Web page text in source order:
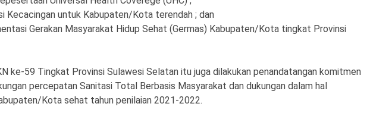
Kecacingan untuk Kabupaten/Kota terendah ; dan
Gerakan Masyarakat Hidup Sehat (Germas) Kabupaten/Kota tingkat Provinsi
ke-59 Tingkat Provinsi Sulawesi Selatan itu juga dilakukan penandatangan komitmen
percepatan Sanitasi Total Berbasis Masyarakat dan dukungan dalam hal
Kota sehat tahun penilaian 2021-2022.